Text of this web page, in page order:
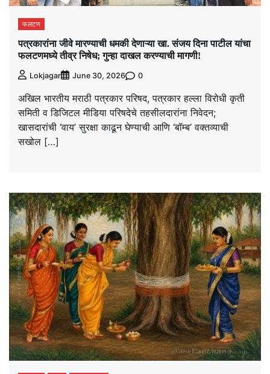
फलटण
पत्रकारांना जीवे मारण्याची धमकी देणाऱ्या खा. संजय दिना पाटील यांचा
फलटणमध्ये तीव्र निषेध; गुन्हा दाखल करण्याची मागणी!
Lokjagar June 30, 2026 0
अखिल भारतीय मराठी पत्रकार परिषद, पत्रकार हल्ला विरोधी कृती
समिती व डिजिटल मीडिया परिषदेचे तहसीलदारांना निवेदन;
खासदारांची ‘वाय’ सुरक्षा काढून घेण्याची आणि ‘बॉम्ब’ वक्तव्याची
सखोल […]